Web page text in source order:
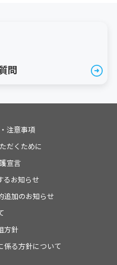
問
注意事項
だくために
宣言
るお知らせ
追加のお知らせ
方針
係る方針について